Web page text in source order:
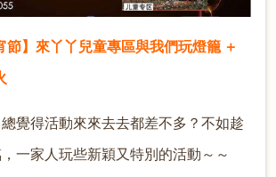
節】來丫丫兒童專區與我們玩燈籠 ＋
覺得活動來來去去都差不多？不如趁
一家人玩些新穎又特別的活動～～